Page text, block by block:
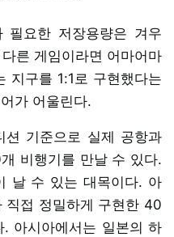
필요한 저장용량은 겨우
른 게임이라면 어마어마
지구를 1:1로 구현했다는
가 어울린다.
션 기준으로 실제 공항과
비행기를 만날 수 있다.
날 수 있는 대목이다. 아
직접 정밀하게 구현한 40
아시아에서는 일본의 하